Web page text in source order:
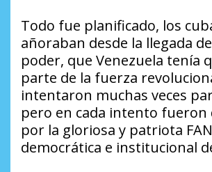
Todo fue planificado, los
añoraban desde la llegada
poder, que Venezuela tenía
parte de la fuerza
intentaron muchas veces
pero en cada intento
por la gloriosa y patriota FAN
democrática e institucional